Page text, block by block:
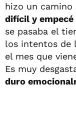
hizo un camino
difícil y
se pasaba el
los intentos de
el mes que
Es muy
duro